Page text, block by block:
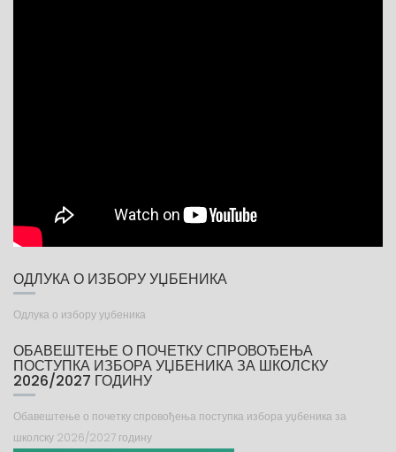
ОДЛУКА О ИЗБОРУ УЏБЕНИКА
Одлука о избору уџбеника
ОБАВЕШТЕЊЕ О ПОЧЕТКУ СПРОВОЂЕЊА
ПОСТУПКА ИЗБОРА УЏБЕНИКА ЗА ШКОЛСКУ
2026/2027 ГОДИНУ
Обавештење о почетку спровођења поступка избора уџбеника за
школску 2026/2027 годину